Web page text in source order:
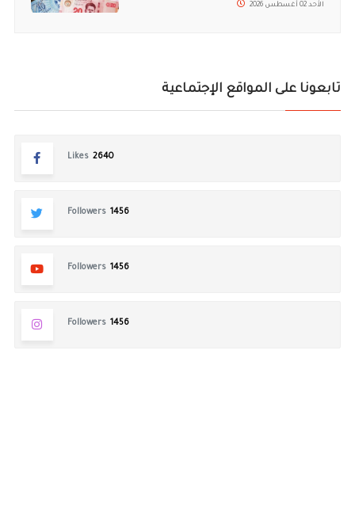
الأحد 02 أغسطس 2026
تابعونا على المواقع الإجتماعية
Likes 2640
Followers 1456
Followers 1456
Followers 1456